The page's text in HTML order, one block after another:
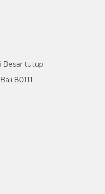
Besar tutup
80111